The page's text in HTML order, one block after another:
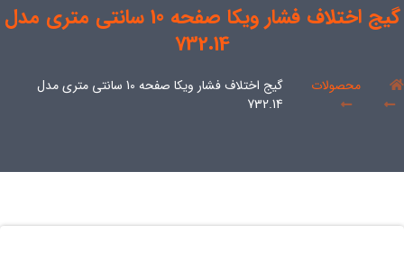
گیج اختلاف فشار ویکا صفحه 10 سانتی متری مدل
732.14
محصولات
گیج اختلاف فشار ویکا صفحه 10 سانتی متری مدل
732.14